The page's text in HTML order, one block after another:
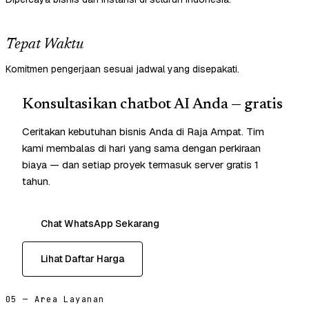
Tepat Waktu
Komitmen pengerjaan sesuai jadwal yang disepakati.
Konsultasikan chatbot AI Anda — gratis
Ceritakan kebutuhan bisnis Anda di Raja Ampat. Tim
kami membalas di hari yang sama dengan perkiraan
biaya — dan setiap proyek termasuk server gratis 1
tahun.
Chat WhatsApp Sekarang
Lihat Daftar Harga
05 — Area Layanan